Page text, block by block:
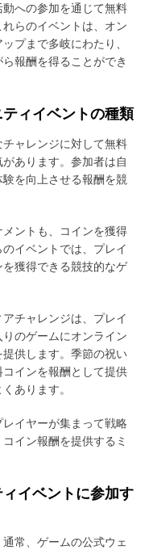
への参加を通じて無料
らのイベントは、オン
プまで多岐にわたり、
報酬を得ることができ
ィイベントの種類
ャレンジに対して無料
あります。参加者は自
を向上させる報酬を競
ントも、コインを獲得
イベントでは、プレイ
獲得できる競技的なゲ
チャレンジは、プレイ
のゲームにオンライン
供します。季節の祝い
インを報酬として提供
あります。
イヤーが集まって戦略
イン報酬を提供するミ
イベントに参加す
常、ゲームの公式ウェ